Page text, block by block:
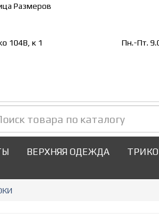
Размеров
104В, к 1 Пн.-Пт.
ВЕРХНЯЯ ОДЕЖДА